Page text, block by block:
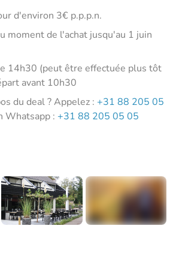
d'environ 3€ p.p.p.n.
moment de l'achat jusqu'au 1 juin
14h30 (peut être effectuée plus tôt
avant 10h30
du deal ? Appelez : +31 88 205 05
Whatsapp : +31 88 205 05 05